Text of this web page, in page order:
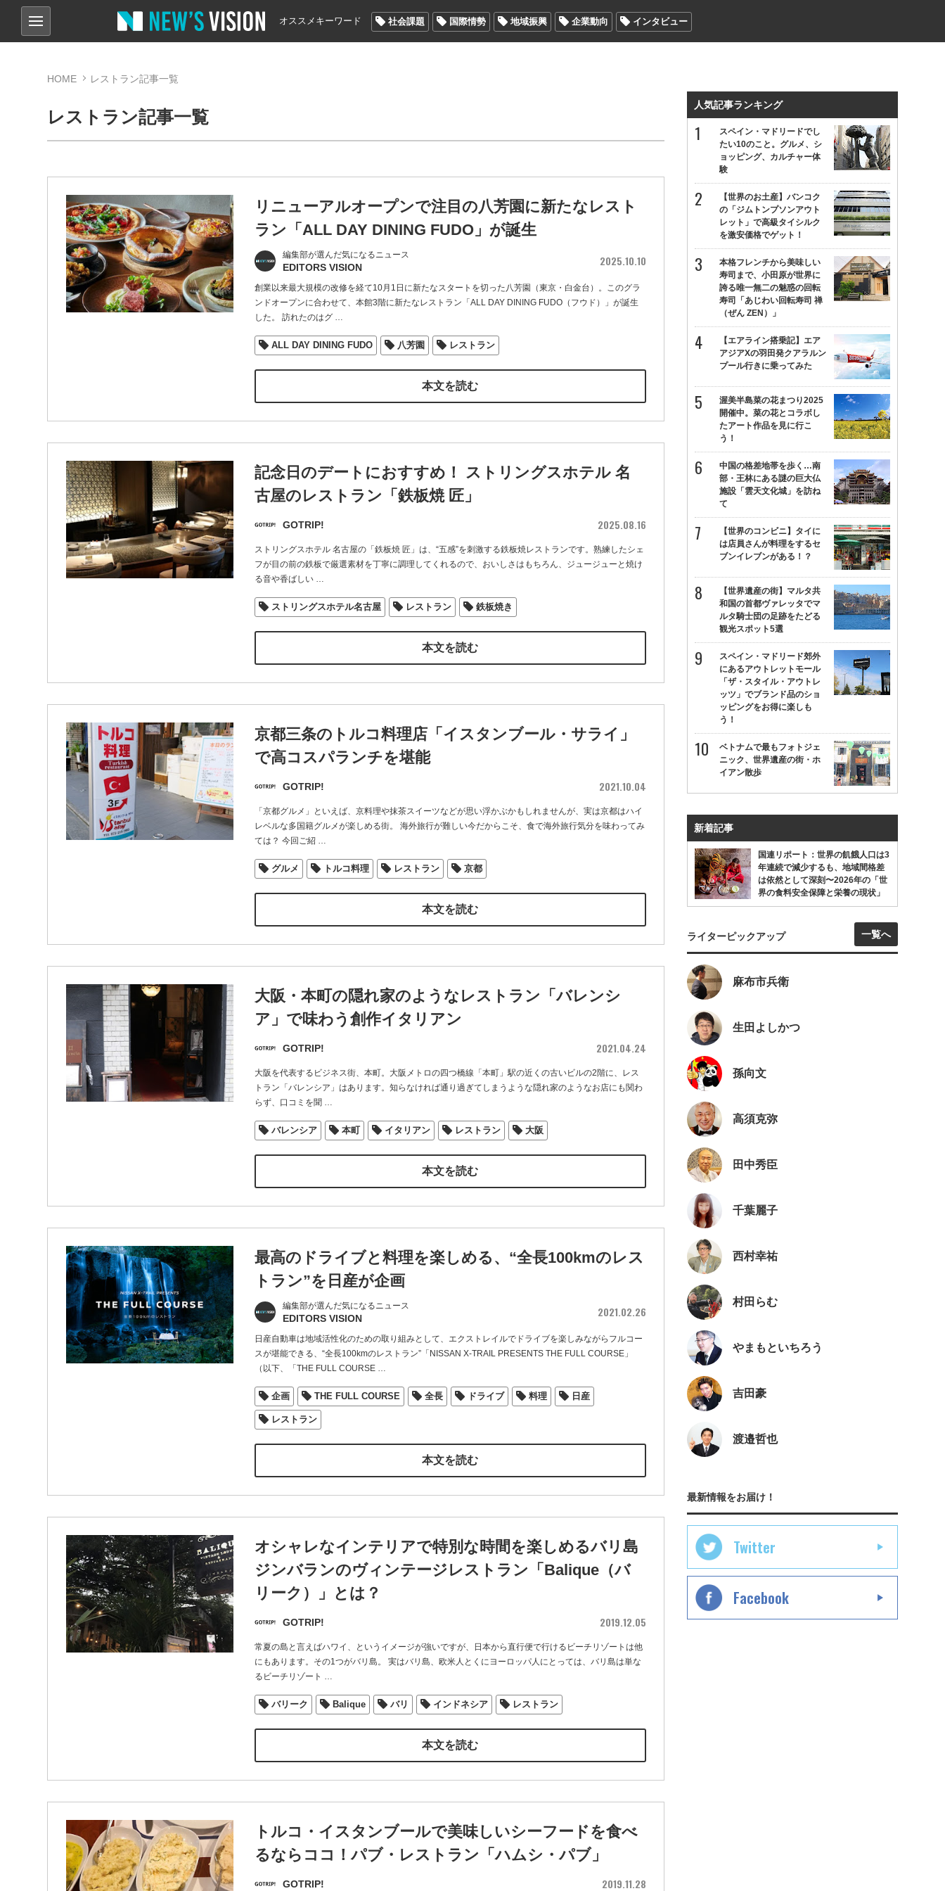
オススメキーワード 社会課題 国際情勢 地域振興 企業動向 インタビュー
HOME レストラン記事一覧
レストラン記事一覧
リニューアルオープンで注目の八芳園に新たなレスト
ラン「ALL DAY DINING FUDO」が誕生
編集部が選んだ気になるニュース
EDITORS VISION 2025.10.10
創業以来最大規模の改修を経て10月1日に新たなスタートを切った八芳園（東京・白金台）。このグラ
ンドオープンに合わせて、本館3階に新たなレストラン「ALL DAY DINING FUDO（フウド）」が誕生
した。 訪れたのはグ…
ALL DAY DINING FUDO 八芳園 レストラン
本文を読む
記念日のデートにおすすめ！ ストリングスホテル 名
古屋のレストラン「鉄板焼 匠」
GOTRIP! 2025.08.16
ストリングスホテル 名古屋の「鉄板焼 匠」は、“五感”を刺激する鉄板焼レストランです。熟練したシェ
フが目の前の鉄板で厳選素材を丁寧に調理してくれるので、おいしさはもちろん、ジュージューと焼け
る音や香ばしい…
ストリングスホテル名古屋 レストラン 鉄板焼き
本文を読む
京都三条のトルコ料理店「イスタンブール・サライ」
で高コスパランチを堪能
GOTRIP! 2021.10.04
「京都グルメ」といえば、京料理や抹茶スイーツなどが思い浮かぶかもしれませんが、実は京都はハイ
レベルな多国籍グルメが楽しめる街。 海外旅行が難しい今だからこそ、食で海外旅行気分を味わってみ
ては？ 今回ご紹…
グルメ トルコ料理 レストラン 京都
本文を読む
大阪・本町の隠れ家のようなレストラン「バレンシ
ア」で味わう創作イタリアン
GOTRIP! 2021.04.24
大阪を代表するビジネス街、本町。大阪メトロの四つ橋線「本町」駅の近くの古いビルの2階に、レス
トラン「バレンシア」はあります。知らなければ通り過ぎてしまうような隠れ家のようなお店にも関わ
らず、口コミを聞 …
バレンシア 本町 イタリアン レストラン 大阪
本文を読む
最高のドライブと料理を楽しめる、“全長100kmのレス
トラン”を日産が企画
編集部が選んだ気になるニュース
EDITORS VISION 2021.02.26
日産自動車は地域活性化のための取り組みとして、エクストレイルでドライブを楽しみながらフルコー
スが堪能できる、“全長100kmのレストラン”「NISSAN X-TRAIL PRESENTS THE FULL COURSE」
（以下、「THE FULL COURSE…
企画 THE FULL COURSE 全長 ドライブ 料理 日産
レストラン
本文を読む
オシャレなインテリアで特別な時間を楽しめるバリ島
ジンバランのヴィンテージレストラン「Balique（バ
リーク）」とは？
GOTRIP! 2019.12.05
常夏の島と言えばハワイ、というイメージが強いですが、日本から直行便で行けるビーチリゾートは他
にもあります。その1つがバリ島。 実はバリ島、欧米人とくにヨーロッパ人にとっては、バリ島は単な
るビーチリゾート …
バリーク Balique バリ インドネシア レストラン
本文を読む
トルコ・イスタンブールで美味しいシーフードを食べ
るならココ！パブ・レストラン「ハムシ・パブ」
GOTRIP! 2019.11.28
人気記事ランキング
スペイン・マドリードでし
たい10のこと。グルメ、シ
ョッピング、カルチャー体
験
【世界のお土産】バンコク
の「ジムトンプソンアウト
レット」で高級タイシルク
を激安価格でゲット！
本格フレンチから美味しい
寿司まで、小田原が世界に
誇る唯一無二の魅惑の回転
寿司「あじわい回転寿司 禅
（ぜん ZEN）」
【エアライン搭乗記】エア
アジアXの羽田発クアラルン
プール行きに乗ってみた
渥美半島菜の花まつり2025
開催中。菜の花とコラボし
たアート作品を見に行こ
う！
中国の格差地帯を歩く…南
部・王林にある謎の巨大仏
施設「雲天文化城」を訪ね
て
【世界のコンビニ】タイに
は店員さんが料理をするセ
ブンイレブンがある！？
【世界遺産の街】マルタ共
和国の首都ヴァレッタでマ
ルタ騎士団の足跡をたどる
観光スポット5選
スペイン・マドリード郊外
にあるアウトレットモール
「ザ・スタイル・アウトレ
ッツ」でブランド品のショ
ッピングをお得に楽しも
う！
ベトナムで最もフォトジェ
ニック、世界遺産の街・ホ
イアン散歩
新着記事
国連リポート：世界の飢餓人口は3
年連続で減少するも、地域間格差
は依然として深刻〜2026年の「世
界の食料安全保障と栄養の現状」
ライターピックアップ 一覧へ
麻布市兵衛
生田よしかつ
孫向文
高須克弥
田中秀臣
千葉麗子
西村幸祐
村田らむ
やまもといちろう
吉田豪
渡邉哲也
最新情報をお届け！
Twitter
Facebook